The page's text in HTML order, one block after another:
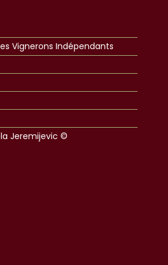
Vignerons Indépendants
Jeremijevic ©​